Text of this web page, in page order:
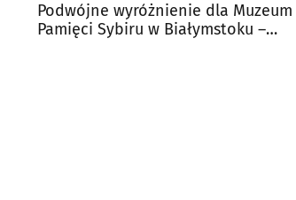
Podwójne wyróżnienie dla Muzeum
Pamięci Sybiru w Białymstoku –